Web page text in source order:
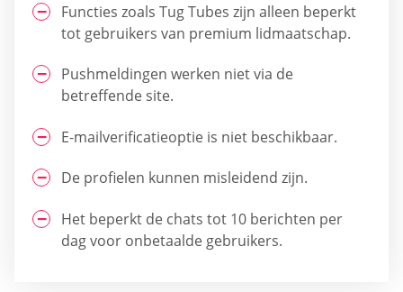
Functies zoals Tug Tubes zijn alleen beperkt
tot gebruikers van premium lidmaatschap.
Pushmeldingen werken niet via de
betreffende site.
E-mailverificatieoptie is niet beschikbaar.
De profielen kunnen misleidend zijn.
Het beperkt de chats tot 10 berichten per
dag voor onbetaalde gebruikers.